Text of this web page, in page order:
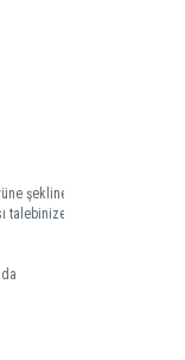
şekline
talebinize